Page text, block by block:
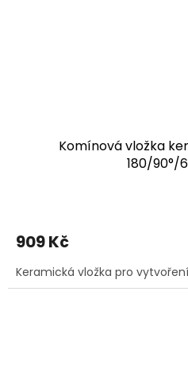
Komínová vložka
180/90°/
909 Kč
Keramická vložka pro